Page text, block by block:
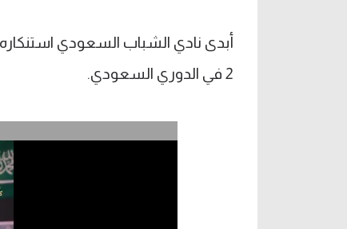
2 في الدوري السعودي.